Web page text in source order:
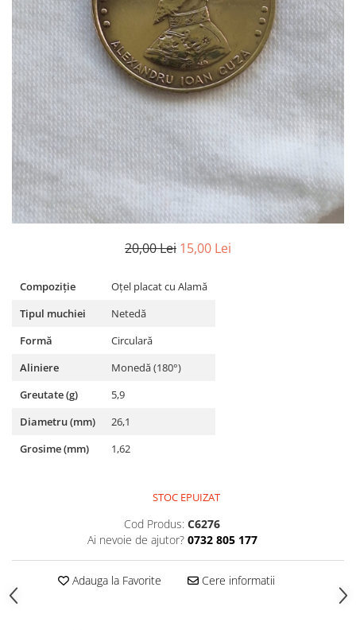
Monede Asia
Monede Australia si Oceania
Monede Euro, Eurocenti
Monede Europa
Bancnote Asia
Bancnote Australia si Oceania
Bancnote Europa
Gradate PMG
20,00 Lei 15,00 Lei
Compoziție
Oțel placat cu Alamă
Tipul muchiei
Netedă
Formă
Circulară
Aliniere
Monedă (180°)
Greutate (g)
5,9
Diametru (mm)
26,1
Grosime (mm)
1,62
STOC EPUIZAT
Cod Produs: C6276
Ai nevoie de ajutor? 0732 805 177
Adauga la Favorite Cere informatii